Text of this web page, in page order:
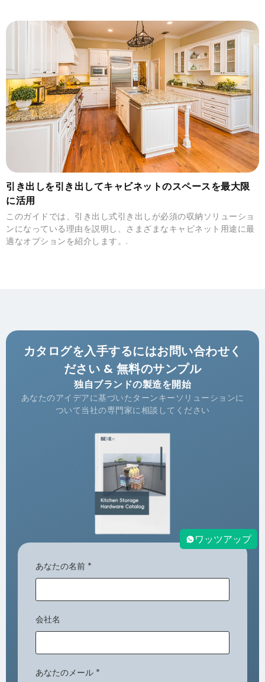
引き出しを引き出してキャビネットのスペースを最大限
に活用
このガイドでは、引き出し式引き出しが必須の収納ソリューショ
ンになっている理由を説明し、さまざまなキャビネット用途に最
適なオプションを紹介します。.
カタログを入手するにはお問い合わせく
ださい & 無料のサンプル
独自ブランドの製造を開始
あなたのアイデアに基づいたターンキーソリューションに
ついて当社の専門家に相談してください
あなたの名前 *
会社名
あなたのメール *
ワッツアップ